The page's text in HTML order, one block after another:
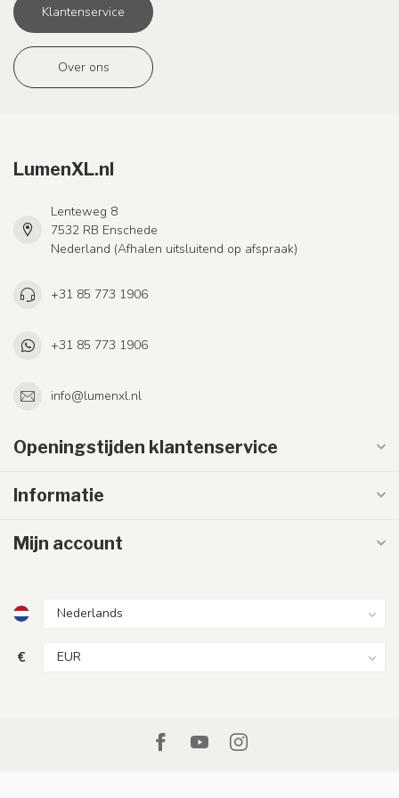
Klantenservice
Over ons
LumenXL.nl
Lenteweg 8
7532 RB Enschede
Nederland (Afhalen uitsluitend op afspraak)
+31 85 773 1906
+31 85 773 1906
info@lumenxl.nl
Openingstijden klantenservice
Informatie
Mijn account
€